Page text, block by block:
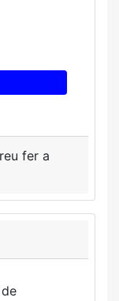
fer a